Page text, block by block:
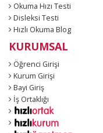
Okuma Hızı Testi
Disleksi Testi
Hızlı Okuma Blog
KURUMSAL
Öğrenci Girişi
Kurum Girişi
Bayi Giriş
İş Ortaklığı